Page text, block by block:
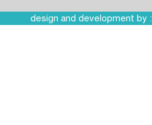
design and development by :